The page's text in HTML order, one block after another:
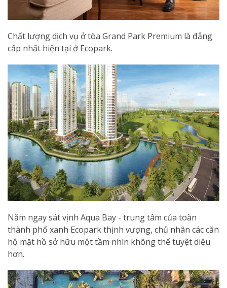
Chất lượng dịch vụ ở tòa Grand Park Premium là đẳng
cấp nhất hiện tại ở Ecopark.
Nằm ngay sát vịnh Aqua Bay - trung tâm của toàn
thành phố xanh Ecopark thịnh vượng, chủ nhân các căn
hộ mặt hồ sở hữu một tầm nhìn không thể tuyệt diệu
hơn.